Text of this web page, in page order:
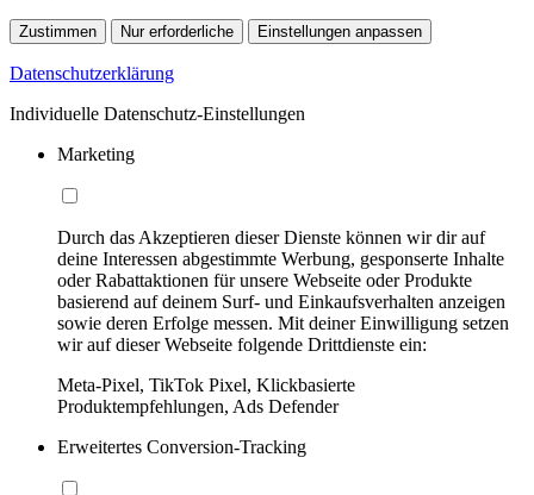
Zustimmen Nur erforderliche Einstellungen anpassen
Datenschutzerklärung
Individuelle Datenschutz-Einstellungen
Marketing
Durch das Akzeptieren dieser Dienste können wir dir auf
deine Interessen abgestimmte Werbung, gesponserte Inhalte
oder Rabattaktionen für unsere Webseite oder Produkte
basierend auf deinem Surf- und Einkaufsverhalten anzeigen
sowie deren Erfolge messen. Mit deiner Einwilligung setzen
wir auf dieser Webseite folgende Drittdienste ein:
Meta-Pixel, TikTok Pixel, Klickbasierte
Produktempfehlungen, Ads Defender
Erweitertes Conversion-Tracking